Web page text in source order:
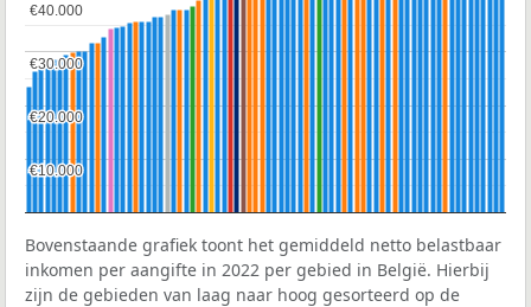
€10.000
€10.000
€20.000
€20.000
€30.000
€30.000
€40.000
€40.000
Bovenstaande grafiek toont het gemiddeld netto belastbaar
inkomen per aangifte in 2022 per gebied in België. Hierbij
zijn de gebieden van laag naar hoog gesorteerd op de